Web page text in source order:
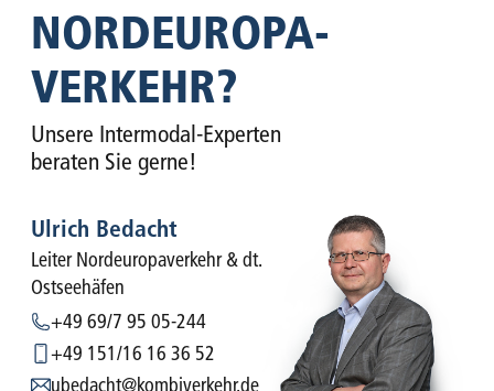
NORDEUROPA­
VERKEHR?
Unsere Intermodal-Experten
beraten Sie gerne!
Ulrich Bedacht
Leiter Nordeuropaverkehr & dt.
Ostseehäfen
+49 69/7 95 05-244
+49 151/16 16 36 52
ubedacht@kombiverkehr.de